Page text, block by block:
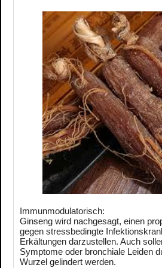
Immunmodulatorisch:
Ginseng wird nachgesagt, einen
gegen stressbedingte
Erkältungen darzustellen. Auch
Symptome oder bronchiale Leiden
Wurzel gelindert werden.